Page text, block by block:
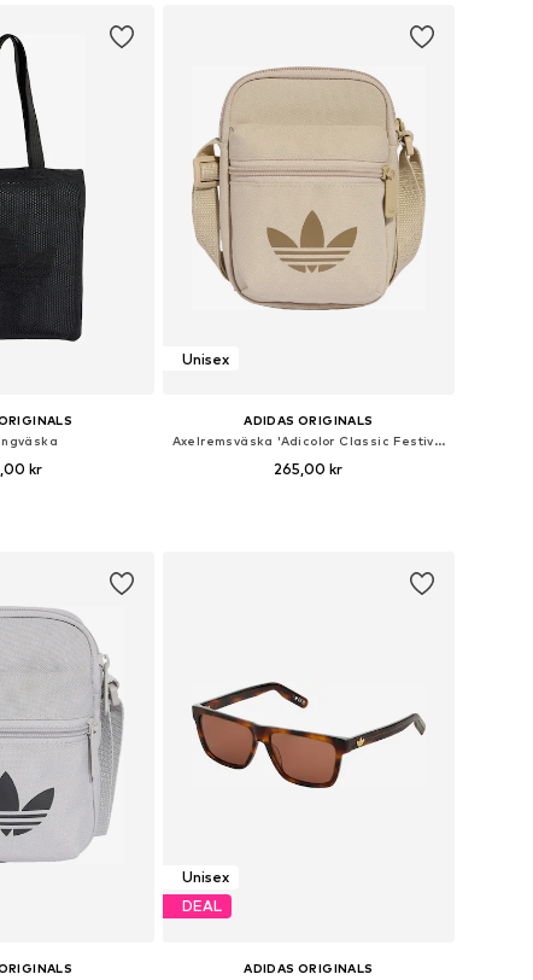
kr
Unisex
ADIDAS ORIGINALS
Axelremsväska 'Adicolor Classic Festival'
265,00 kr
Unisex
DEAL
ADIDAS ORIGINALS